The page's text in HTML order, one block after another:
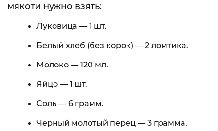
мякоти нужно взять:
Луковица — 1 шт.
Белый хлеб (без корок) — 2 ломтика.
Молоко — 120 мл.
Яйцо — 1 шт.
Соль — 6 грамм.
Черный молотый перец — 3 грамма.